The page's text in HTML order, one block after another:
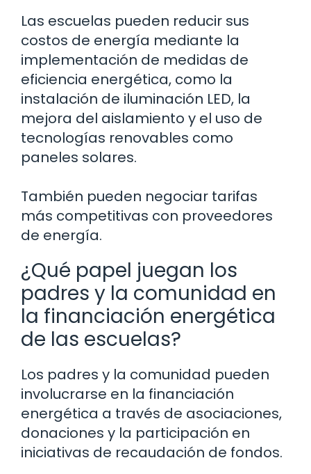
Las escuelas pueden reducir sus
costos de energía mediante la
implementación de medidas de
eficiencia energética, como la
instalación de iluminación LED, la
mejora del aislamiento y el uso de
tecnologías renovables como
paneles solares.
También pueden negociar tarifas
más competitivas con proveedores
de energía.
¿Qué papel juegan los
padres y la comunidad en
la financiación energética
de las escuelas?
Los padres y la comunidad pueden
involucrarse en la financiación
energética a través de asociaciones,
donaciones y la participación en
iniciativas de recaudación de fondos.